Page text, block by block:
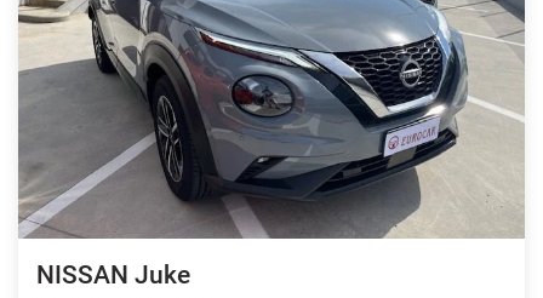
NISSAN Juke